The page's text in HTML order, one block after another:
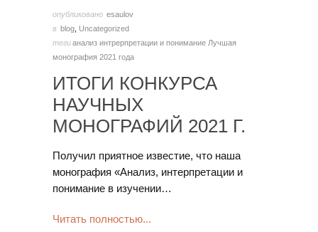
опубликовано esaulov
в blog Uncategorized
тегианализ интрерпретации и понимание Лучшая
монография 2021 года
ИТОГИ КОНКУРСА
НАУЧНЫХ
МОНОГРАФИЙ 2021 Г.
Получил приятное известие, что наша
монография «Анализ, интерпретации и
понимание в изучении…
Читать полностью...